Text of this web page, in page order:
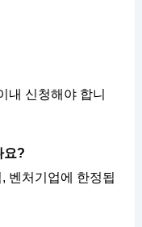
내 신청해야 합니
요?
벤처기업에 한정됩